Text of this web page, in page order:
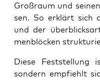
Groß­raum und
sen. So erklärt sich
und der
men­blö­cken
Die­se Fest­stel­lung
son­dern emp­fiehlt